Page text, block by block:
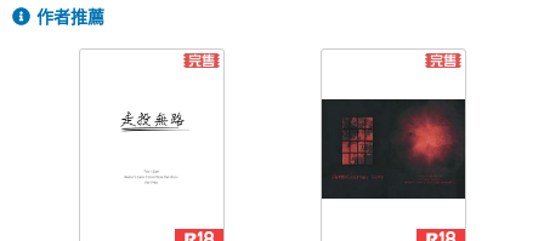
會員功能選單
登入
作者推薦